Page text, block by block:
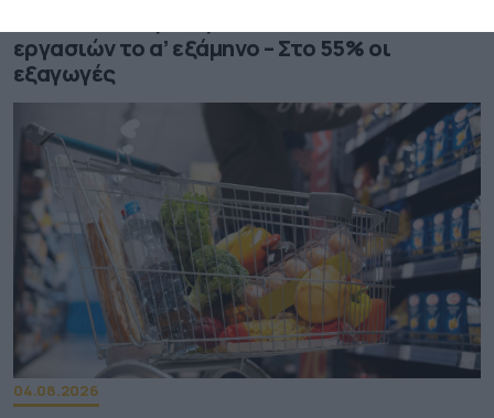
εργασιών το α’ εξάμηνο – Στο 55% οι
εξαγωγές
04.08.2026